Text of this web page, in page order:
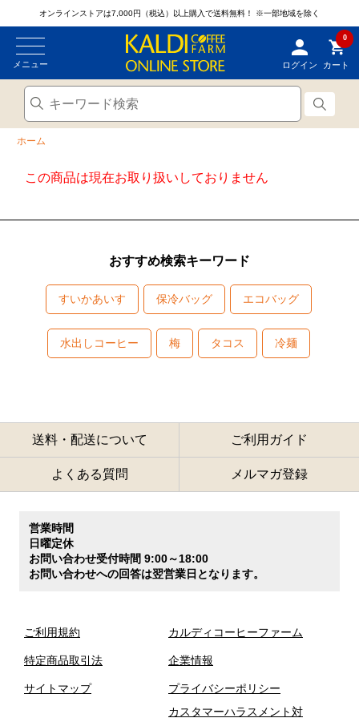
オンラインストアは7,000円（税込）以上購入で送料無料！ ※一部地域を除く
メニュー ログイン
0
カート
ホーム
この商品は現在お取り扱いしておりません
おすすめ検索キーワード
すいかあいす 保冷バッグ エコバッグ
水出しコーヒー 梅 タコス 冷麺
送料・配送について ご利用ガイド
よくある質問 メルマガ登録
営業時間
日曜定休
お問い合わせ受付時間 9:00～18:00
お問い合わせへの回答は翌営業日となります。
ご利用規約
特定商品取引法
サイトマップ
カルディコーヒーファーム
企業情報
プライバシーポリシー
カスタマーハラスメント対